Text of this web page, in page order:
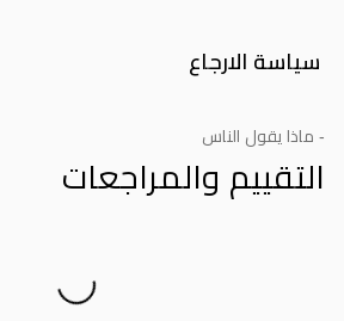
سياسة الارجاع
- ماذا يقول الناس
التقييم والمراجعات